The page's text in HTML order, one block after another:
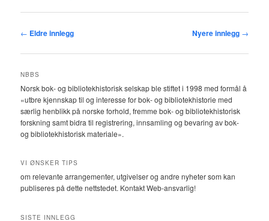
Innleggsnavigasjon
← Eldre innlegg Nyere innlegg →
NBBS
Norsk bok- og bibliotekhistorisk selskap ble stiftet i 1998 med formål å
«utbre kjennskap til og interesse for bok- og bibliotekhistorie med
særlig henblikk på norske forhold, fremme bok- og bibliotekhistorisk
forskning samt bidra til registrering, innsamling og bevaring av bok-
og bibliotekhistorisk materiale».
VI ØNSKER TIPS
om relevante arrangementer, utgivelser og andre nyheter som kan
publiseres på dette nettstedet. Kontakt Web-ansvarlig!
SISTE INNLEGG